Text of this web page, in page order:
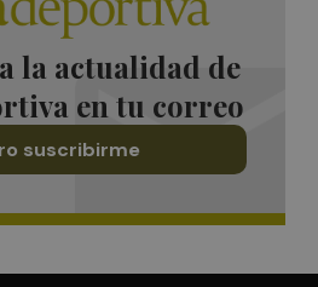
la actualidad de
en tu correo
suscribirme